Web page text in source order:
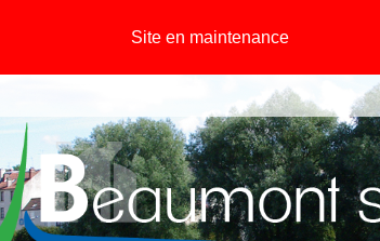
Site en maintenance